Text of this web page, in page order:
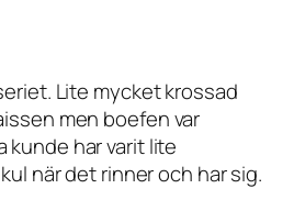
Lite mycket krossad
men boefen var
kunde har varit lite
när det rinner och har sig.